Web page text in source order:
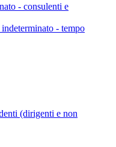
- consulenti e
- tempo
(dirigenti e non